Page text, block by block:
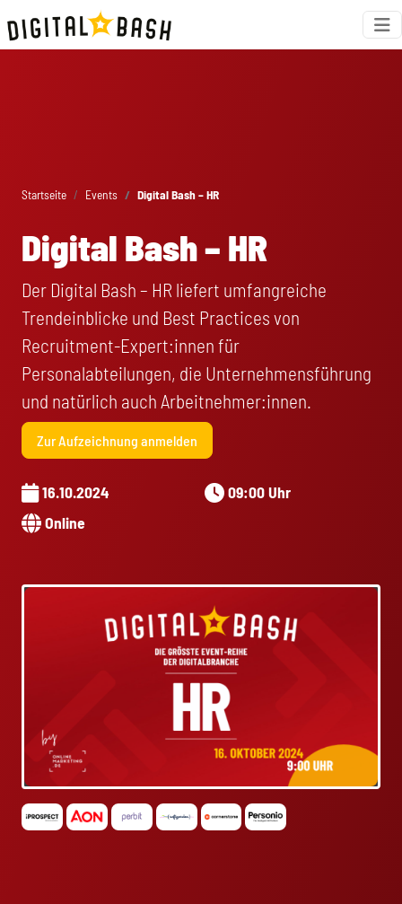
Startseite Events Digital Bash – HR
Digital Bash – HR
Der Digital Bash – HR liefert umfangreiche
Trendeinblicke und Best Practices von
Recruitment-Expert:innen für
Personalabteilungen, die Unternehmensführung
und natürlich auch Arbeitnehmer:innen.
Zur Aufzeichnung anmelden
16.10.2024
09:00 Uhr
Online